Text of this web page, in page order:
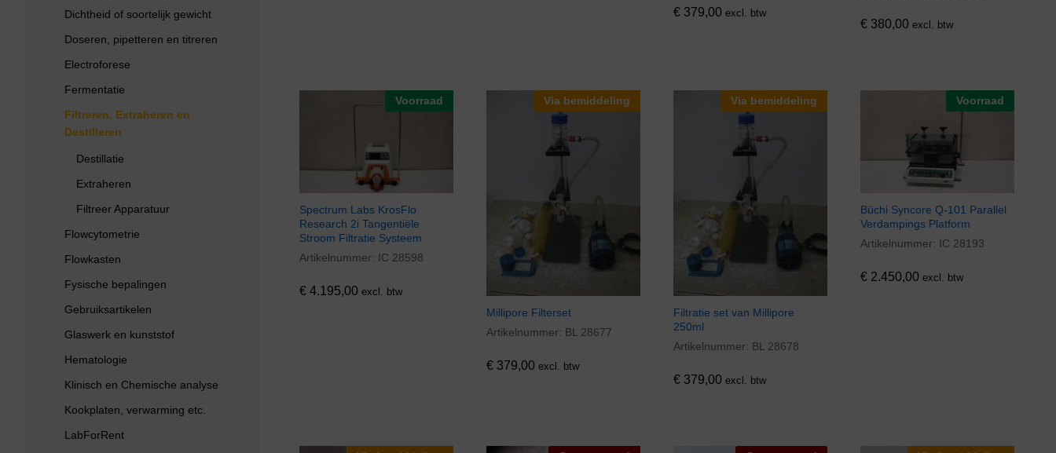
€379,00 excl. btw
€380,00 excl. btw
Voorraad
Spectrum Labs KrosFlo
Research 2i Tangentiële
Stroom Filtratie Systeem
Artikelnummer: IC 28598
€4.195,00 excl. btw
€4.195,00
Via bemiddeling
Millipore Filterset
Artikelnummer: BL 28677
€379,00 excl. btw
€379,00
Via bemiddeling
Filtratie set van Millipore
250ml
Artikelnummer: BL 28678
€379,00 excl. btw
€379,00
Voorraad
Büchi Syncore Q-101 Parallel
Verdampings Platform
Artikelnummer: IC 28193
€2.450,00 excl. btw
€2.450,00
Dichtheid of soortelijk gewicht
Doseren, pipetteren en titreren
Electroforese
Fermentatie
Filtreren, Extraheren en
Destilleren
Destillatie
Extraheren
Filtreer Apparatuur
Flowcytometrie
Flowkasten
Fysische bepalingen
Gebruiksartikelen
Glaswerk en kunststof
Hematologie
Klinisch en Chemische analyse
Kookplaten, verwarming etc.
LabForRent